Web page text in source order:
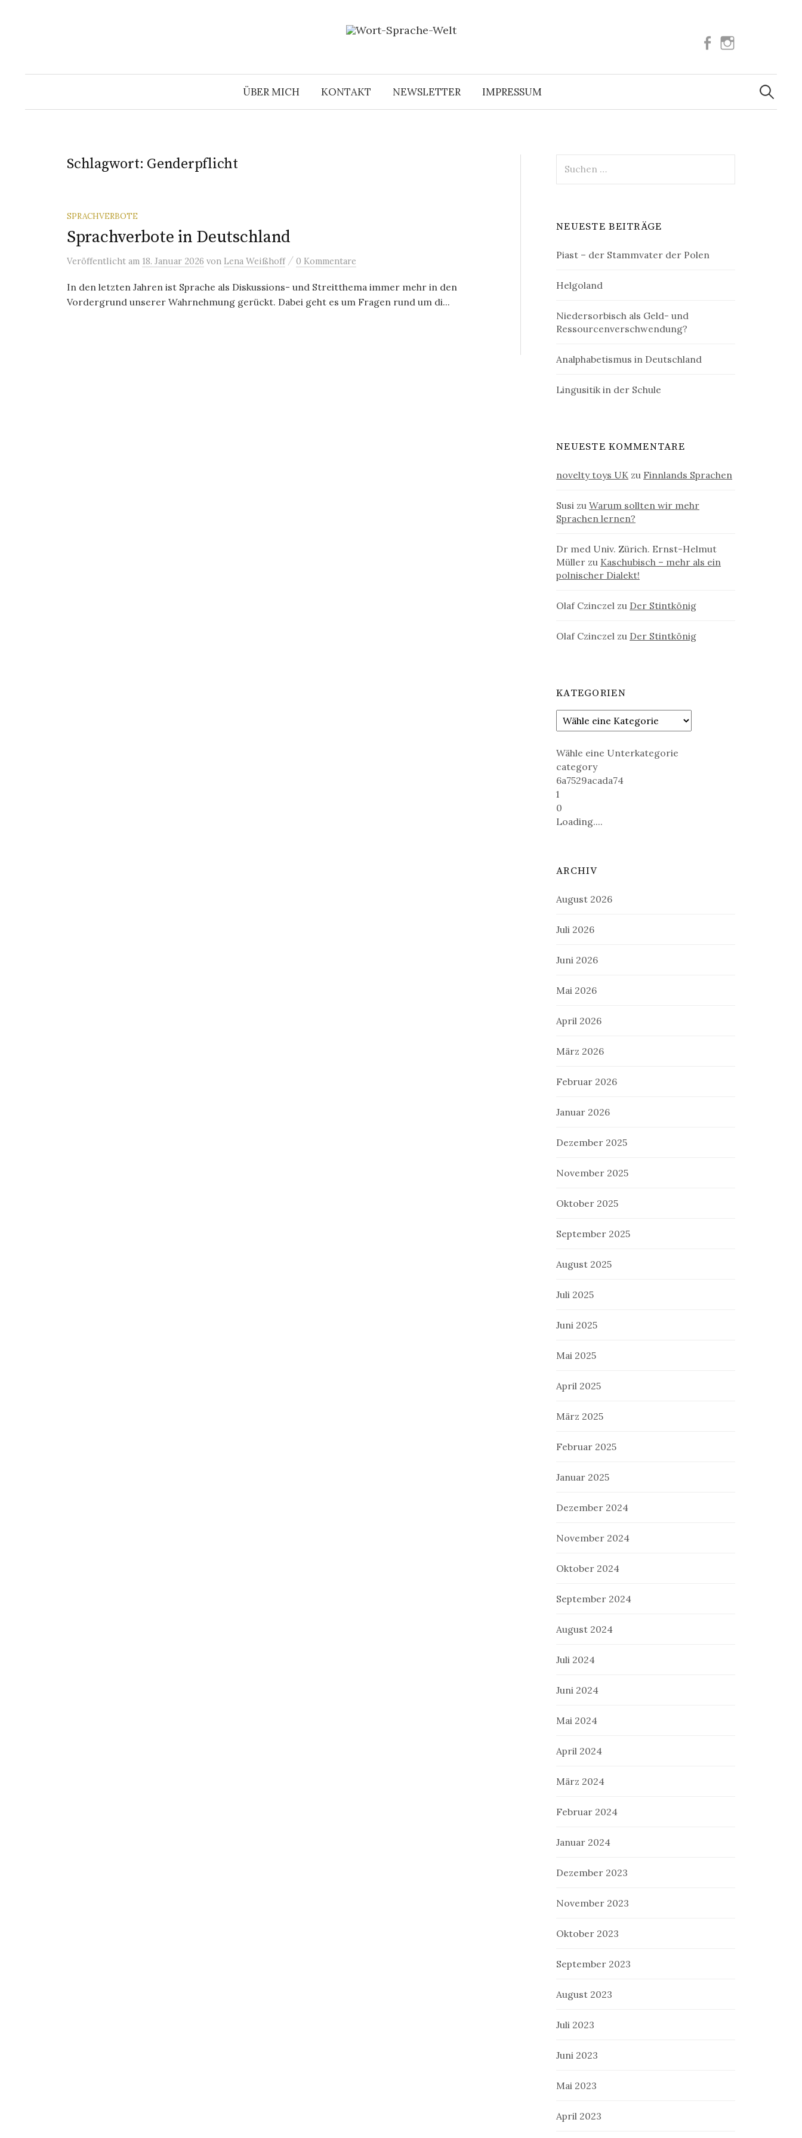
Facebook
ÜBER MICH KONTAKT NEWSLETTER IMPRESSUM
Suchen
nach:
Schlagwort: Genderpflicht
SPRACHVERBOTE
Sprachverbote in Deutschland
Veröffentlicht am 18. Januar 2026 von Lena Weißhoff / 0 Kommentare
In den letzten Jahren ist Sprache als Diskussions- und Streitthema immer mehr in den
Vordergrund unserer Wahrnehmung gerückt. Dabei geht es um Fragen rund um di...
nach:
NEUESTE BEITRÄGE
Piast – der Stammvater der Polen
Helgoland
Niedersorbisch als Geld- und
Ressourcenverschwendung?
Analphabetismus in Deutschland
Lingusitik in der Schule
NEUESTE KOMMENTARE
novelty toys UK zu Finnlands Sprachen
Susi zuWarum sollten wir mehr
Sprachen lernen?
Dr med Univ. Zürich. Ernst-Helmut
Müller zu Kaschubisch – mehr als ein
polnischer Dialekt!
Olaf Czinczel zu Der Stintkönig
Olaf Czinczel zu Der Stintkönig
KATEGORIEN
Wähle eine Unterkategorie
category
6a7529acada74
1
0
Loading....
ARCHIV
August 2026
Juli 2026
Juni 2026
Mai 2026
April 2026
März 2026
Februar 2026
Januar 2026
Dezember 2025
November 2025
Oktober 2025
September 2025
August 2025
Juli 2025
Juni 2025
Mai 2025
April 2025
März 2025
Februar 2025
Januar 2025
Dezember 2024
November 2024
Oktober 2024
September 2024
August 2024
Juli 2024
Juni 2024
Mai 2024
April 2024
März 2024
Februar 2024
Januar 2024
Dezember 2023
November 2023
Oktober 2023
September 2023
August 2023
Juli 2023
Juni 2023
Mai 2023
April 2023